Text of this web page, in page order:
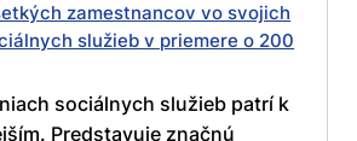
zamestnancov vo svojich
služieb v priemere o 200
sociálnych služieb patrí k
Predstavuje značnú